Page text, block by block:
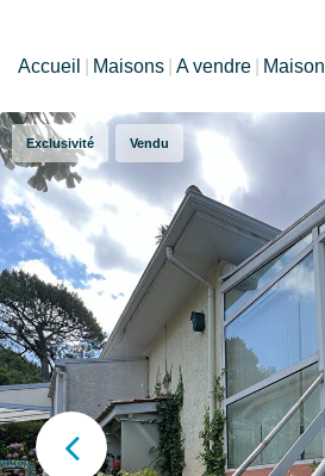
Accueil Maisons A vendre Maison
Exclusivité Vendu